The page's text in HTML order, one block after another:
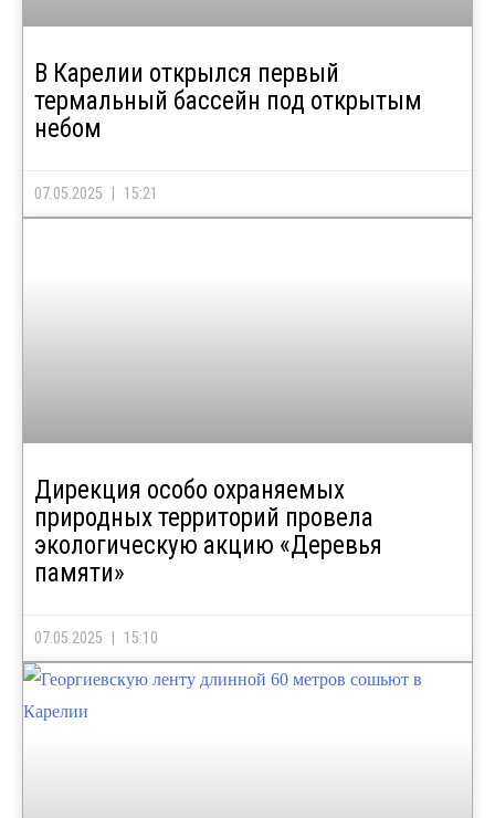
В Карелии открылся первый
термальный бассейн под открытым
небом
07.05.2025 15:21
Дирекция особо охраняемых
природных территорий провела
экологическую акцию «Деревья
памяти»
07.05.2025 15:10